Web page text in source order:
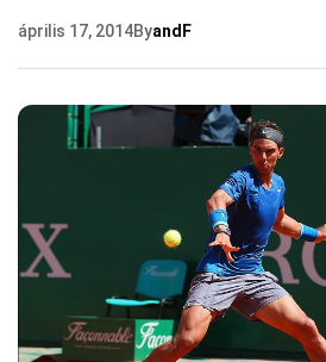
április 17, 2014ByandF